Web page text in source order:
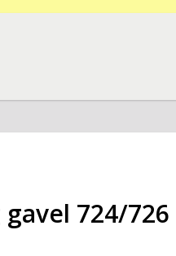
724/726